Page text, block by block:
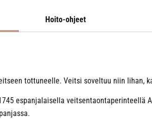
Hoito-ohjeet
tottuneelle. Veitsi soveltuu niin lihan,
espanjalaisella veitsentaontaperinteellä